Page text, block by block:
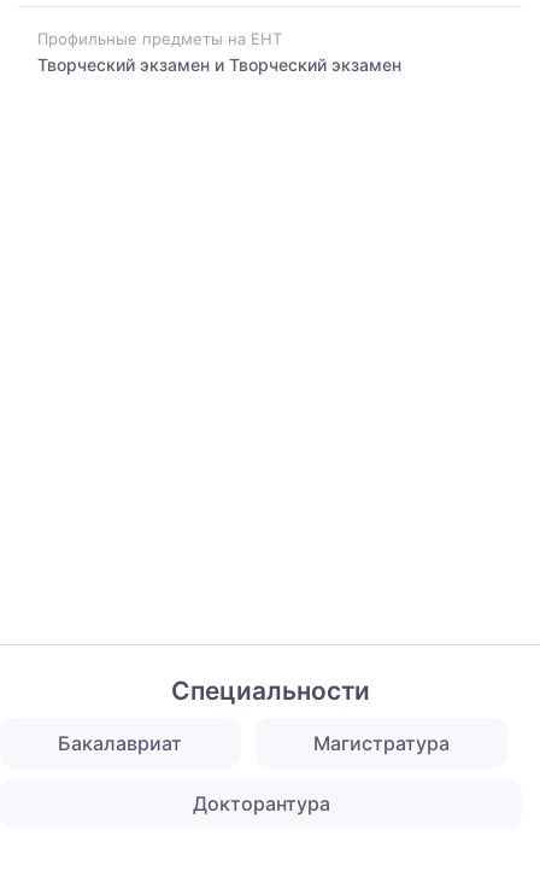
Профильные предметы на ЕНТ
Творческий экзамен и Творческий экзамен
Специальности
Бакалавриат Магистратура
Докторантура